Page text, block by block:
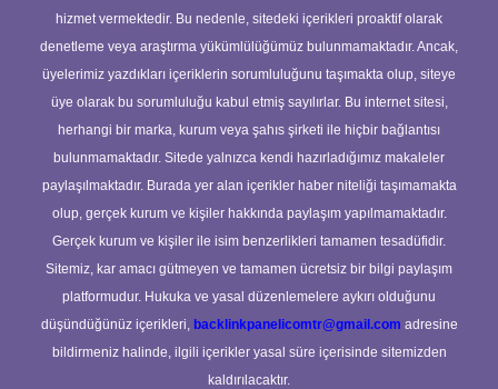
hizmet vermektedir. Bu nedenle, sitedeki içerikleri proaktif olarak
denetleme veya araştırma yükümlülüğümüz bulunmamaktadır. Ancak,
üyelerimiz yazdıkları içeriklerin sorumluluğunu taşımakta olup, siteye
üye olarak bu sorumluluğu kabul etmiş sayılırlar. Bu internet sitesi,
herhangi bir marka, kurum veya şahıs şirketi ile hiçbir bağlantısı
bulunmamaktadır. Sitede yalnızca kendi hazırladığımız makaleler
paylaşılmaktadır. Burada yer alan içerikler haber niteliği taşımamakta
olup, gerçek kurum ve kişiler hakkında paylaşım yapılmamaktadır.
Gerçek kurum ve kişiler ile isim benzerlikleri tamamen tesadüfidir.
Sitemiz, kar amacı gütmeyen ve tamamen ücretsiz bir bilgi paylaşım
platformudur. Hukuka ve yasal düzenlemelere aykırı olduğunu
düşündüğünüz içerikleri, backlinkpanelicomtr@gmail.com adresine
bildirmeniz halinde, ilgili içerikler yasal süre içerisinde sitemizden
kaldırılacaktır.